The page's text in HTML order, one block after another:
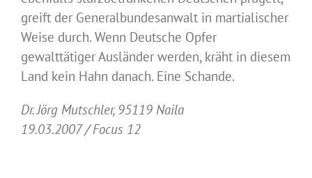
greift der Generalbundesanwalt in martialischer
Weise durch. Wenn Deutsche Opfer
gewalttätiger Ausländer werden, kräht in diesem
Land kein Hahn danach. Eine Schande.
Dr. Jörg Mutschler, 95119 Naila
19.03.2007 / Focus 12